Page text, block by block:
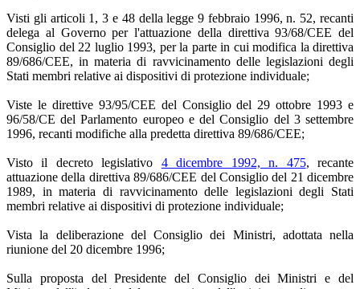
Visti gli articoli 1, 3 e 48 della legge 9 febbraio 1996, n. 52, recanti
delega al Governo per l'attuazione della direttiva 93/68/CEE del
Consiglio del 22 luglio 1993, per la parte in cui modifica la direttiva
89/686/CEE, in materia di ravvicinamento delle legislazioni degli
Stati membri relative ai dispositivi di protezione individuale;
Viste le direttive 93/95/CEE del Consiglio del 29 ottobre 1993 e
96/58/CE del Parlamento europeo e del Consiglio del 3 settembre
1996, recanti modifiche alla predetta direttiva 89/686/CEE;
Visto il decreto legislativo 4 dicembre 1992, n. 475, recante
attuazione della direttiva 89/686/CEE del Consiglio del 21 dicembre
1989, in materia di ravvicinamento delle legislazioni degli Stati
membri relative ai dispositivi di protezione individuale;
Vista la deliberazione del Consiglio dei Ministri, adottata nella
riunione del 20 dicembre 1996;
Sulla proposta del Presidente del Consiglio dei Ministri e del